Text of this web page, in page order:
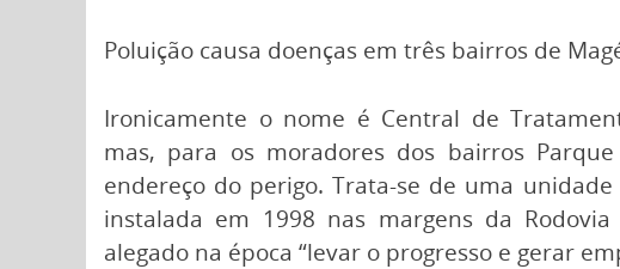
Poluição causa doenças em três bairros de
Ironicamente o nome é Central de
mas, para os moradores dos bairros
endereço do perigo. Trata-se de uma
instalada em 1998 nas margens da
alegado na época “levar o progresso e gerar